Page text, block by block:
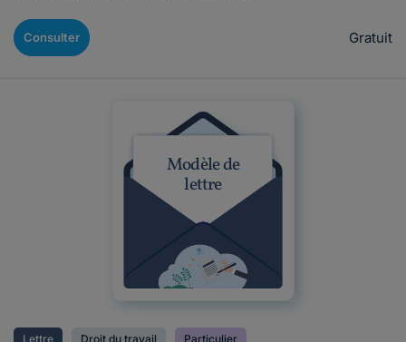
Consulter Gratuit
Modèle de
lettre
Lettre Droit du travail Particulier